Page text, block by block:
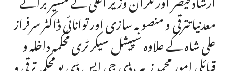
معدنیاتترقی و منصوبہ سازی اور توانائی ڈاکٹر سرفراز
علی شاہ کے علاوہ سپیشل سیکر ٹری محکمہ داخلہ و
قبائلی امور محمد زبیر،ڈی جی ایس ڈی یو محکمہ ترقی و